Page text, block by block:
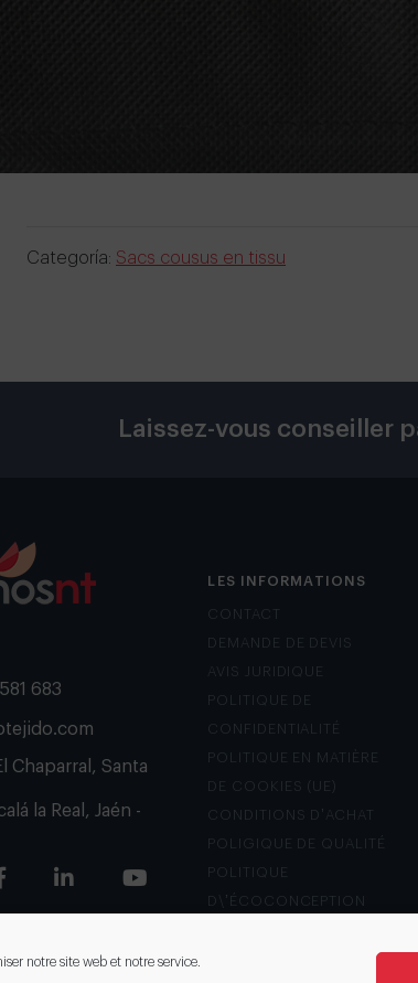
notre site web et notre service.
Categoría: Sacs cousus en tissu
Laissez-vous conseiller
683
Chaparral, Santa
la Real, Jaén -
LES INFORMATIONS
CONTACT
DEMANDE DE DEVIS
AVIS JURIDIQUE
POLITIQUE DE
CONFIDENTIALITÉ
POLITIQUE EN MATIÈRE
DE COOKIES (UE)
CONDITIONS D’ACHAT
POLIGIQUE DE QUALITÉ
D\’ÉCOCONCEPTION